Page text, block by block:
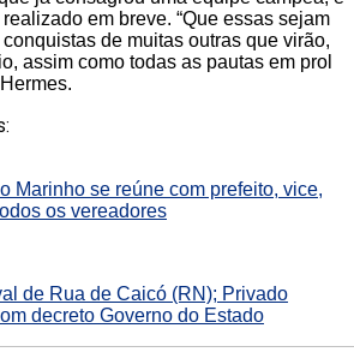
em breve. “Que essas sejam
de muitas outras que virão,
assim como todas as pautas em prol
Marinho se reúne com prefeito, vice,
os vereadores
de Rua de Caicó (RN); Privado
decreto Governo do Estado